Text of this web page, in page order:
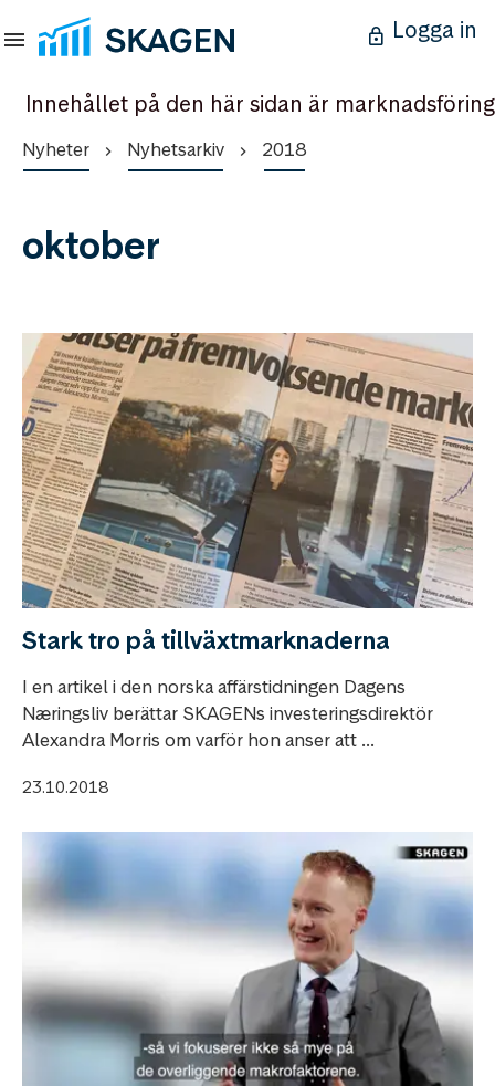
Logga in
Innehållet på den här sidan är marknadsföring
Nyheter Nyhetsarkiv 2018
oktober
Stark tro på tillväxtmarknaderna
I en artikel i den norska affärstidningen Dagens
Næringsliv berättar SKAGENs investeringsdirektör
Alexandra Morris om varför hon anser att ...
23.10.2018